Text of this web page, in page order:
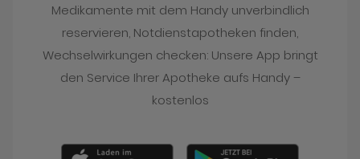
Medikamente mit dem Handy unverbindlich
reservieren, Notdienstapotheken finden,
Wechselwirkungen checken: Unsere App bringt
den Service Ihrer Apotheke aufs Handy –
kostenlos